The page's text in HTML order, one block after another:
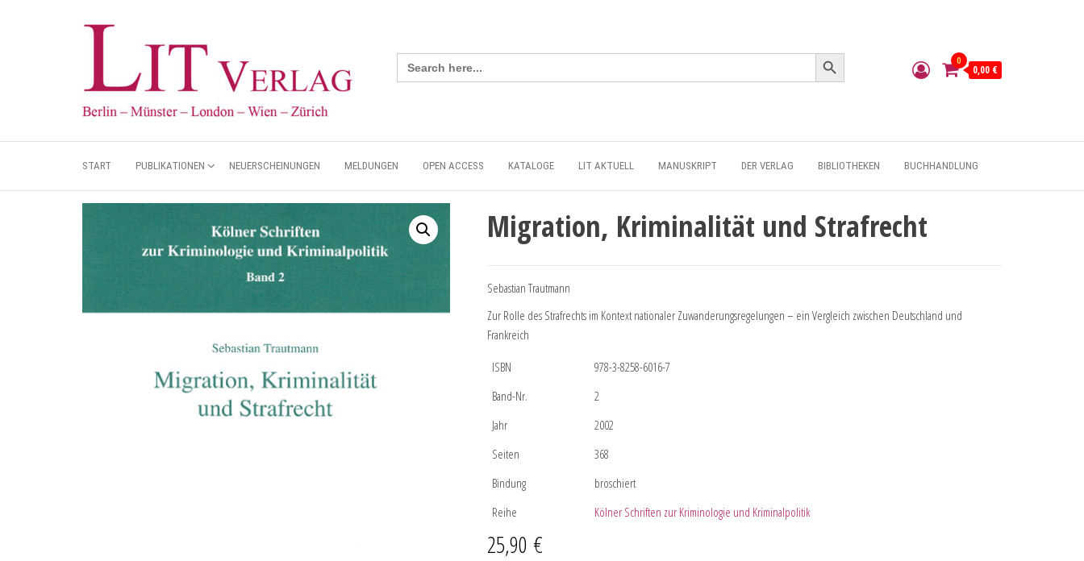
Search
for:
Search Button
0
0,00 €
START PUBLIKATIONEN NEUERSCHEINUNGEN MELDUNGEN OPEN ACCESS KATALOGE LIT AKTUELL MANUSKRIPT DER VERLAG BIBLIOTHEKEN BUCHHANDLUNG
Migration, Kriminalität und Strafrecht
Sebastian Trautmann
Zur Rolle des Strafrechts im Kontext nationaler Zuwanderungsregelungen – ein Vergleich zwischen Deutschland und
Frankreich
ISBN
978-3-8258-6016-7
Band-Nr.
2
Jahr
2002
Seiten
368
Bindung
broschiert
Reihe
Kölner Schriften zur Kriminologie und Kriminalpolitik
25,90 €